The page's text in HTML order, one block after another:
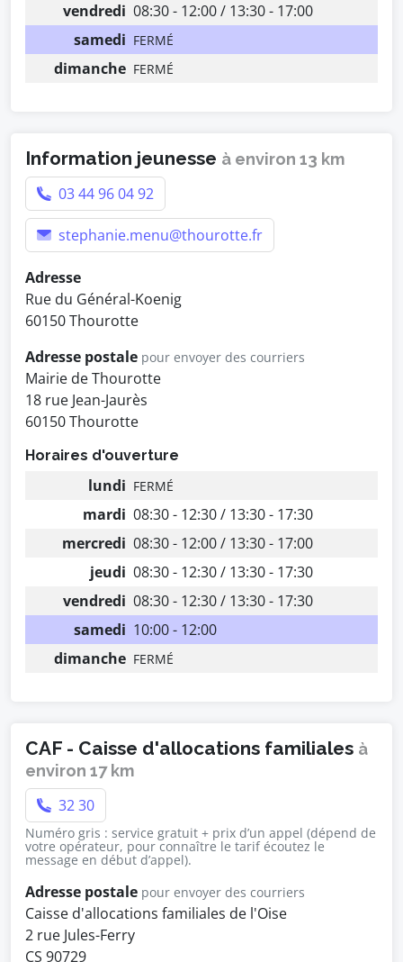
vendredi 08:30 - 12:00 / 13:30 - 17:00
samedi FERMÉ
dimanche FERMÉ
Information jeunesse à environ 13 km
03 44 96 04 92
stephanie.menu@thourotte.fr
Adresse
Rue du Général-Koenig
60150 Thourotte
Adresse postale pour envoyer des courriers
Mairie de Thourotte
18 rue Jean-Jaurès
60150 Thourotte
Horaires d'ouverture
lundi FERMÉ
mardi 08:30 - 12:30 / 13:30 - 17:30
mercredi 08:30 - 12:00 / 13:30 - 17:00
jeudi 08:30 - 12:30 / 13:30 - 17:30
vendredi 08:30 - 12:30 / 13:30 - 17:30
samedi 10:00 - 12:00
dimanche FERMÉ
CAF - Caisse d'allocations familiales à
environ 17 km
32 30
Numéro gris : service gratuit + prix d’un appel (dépend de
votre opérateur, pour connaître le tarif écoutez le
message en début d’appel).
Adresse postale pour envoyer des courriers
Caisse d'allocations familiales de l'Oise
2 rue Jules-Ferry
CS 90729